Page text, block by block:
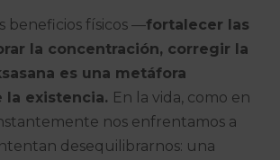
beneficios físicos —fortalecer las
la concentración, corregir la
es una metáfora
la existencia. En la vida, como en
nos enfrentamos a
desequilibrarnos: una